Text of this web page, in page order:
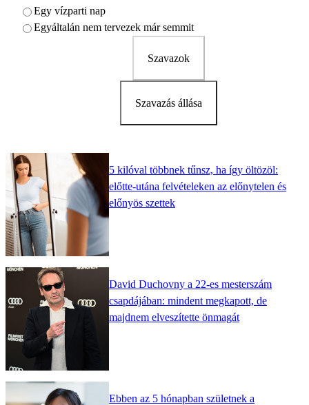
Egy vízparti nap
Egyáltalán nem tervezek már semmit
Szavazok
Szavazás állása
5 kilóval többnek tűnsz, ha így öltözöl:
előtte-utána felvételeken az előnytelen és
előnyös szettek
David Duchovny a 22-es mesterszám
csapdájában: mindent megkapott, de
majdnem elveszítette önmagát
Ebben az 5 hónapban születnek a